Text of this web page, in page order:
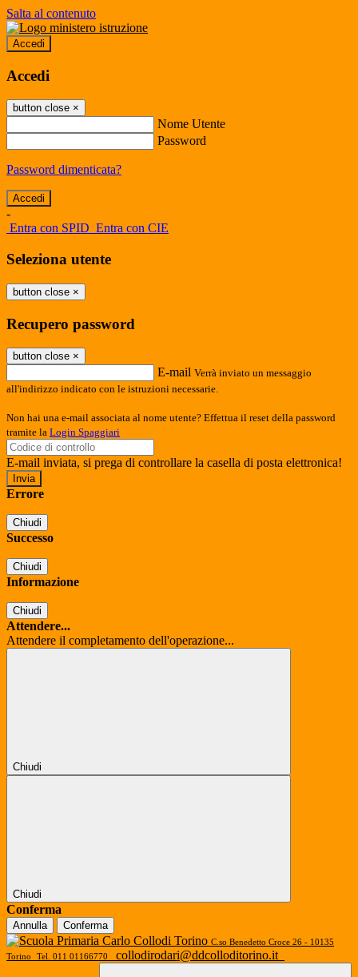
Salta al contenuto
Accedi
Accedi
button close ×
Nome Utente
Password
Password dimenticata?
-
Entra con SPID Entra con CIE
Seleziona utente
button close ×
Recupero password
button close ×
E-mail Verrà inviato un messaggio
all'indirizzo indicato con le istruzioni necessarie.
Non hai una e-mail associata al nome utente? Effettua il reset della password
tramite la Login Spaggiari
E-mail inviata, si prega di controllare la casella di posta elettronica!
Errore
Chiudi
Successo
Chiudi
Informazione
Chiudi
Attendere...
Attendere il completamento dell'operazione...
Chiudi
Chiudi
Conferma
Annulla Conferma
C.so Benedetto Croce 26 - 10135
Torino
Tel. 011 01166770 collodirodari@ddcolloditorino.it